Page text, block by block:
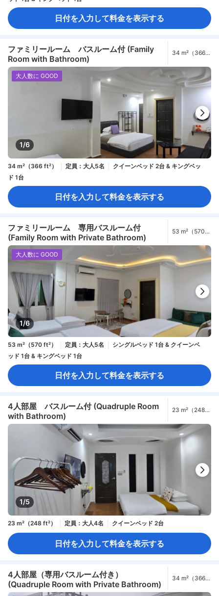
日付を入力して料金を表示する
ファミリールーム バスルーム付 (Family
Room with Bathroom)
34 m²（366
1/6
大人数に GOOD
34 m²（366 ft²） 定員：大人5名
クイーンベッド 2台 & キングベッ
ド 1台
日付を入力して料金を表示する
ファミリールーム 専用バスルーム付
(Family Room with Private Bathroom)
53 m²（570
1/6
大人数に GOOD
53 m²（570 ft²） 定員：大人5名
シングルベッド 1台 & クイーンベ
ッド 1台 & キングベッド 1台
日付を入力して料金を表示する
4人部屋 バスルーム付 (Quadruple Room
with Bathroom)
23 m²（248
1/5
23 m²（248 ft²） 定員：大人4名 クイーンベッド 2台
日付を入力して料金を表示する
4人部屋（専用バスルーム付き）
(Quadruple Room with Private Bathroom)
34 m²（366